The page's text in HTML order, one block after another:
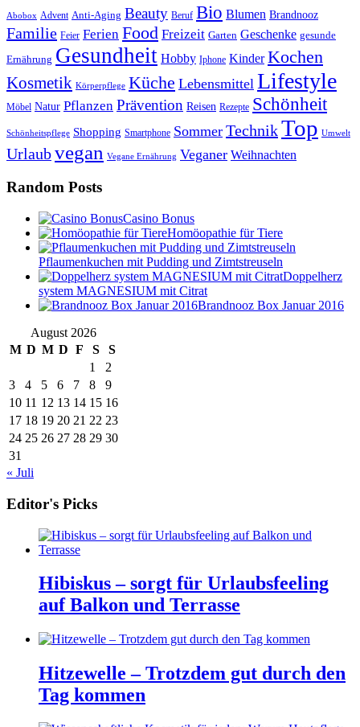
Abobox Advent Anti-Aging Beauty Beruf Bio Blumen Brandnooz
Familie Feier Ferien Food Freizeit Garten Geschenke gesunde
Ernährung Gesundheit Hobby Iphone Kinder Kochen
Kosmetik Körperpflege Küche Lebensmittel Lifestyle
Möbel Natur Pflanzen Prävention Reisen Rezepte Schönheit
Schönheitspflege Shopping Smartphone Sommer TechnikTop Umwelt
Urlaubvegan Vegane Ernährung Veganer Weihnachten
Random Posts
Casino Bonus
Homöopathie für Tiere
Pflaumenkuchen mit Pudding und Zimtstreuseln
Doppelherz
system MAGNESIUM mit Citrat
Brandnooz Box Januar 2016
August 2026
M D M D F S
S
1
2
3
4 5 6 7 8
9
10 11 12 13 14 15 16
17 18 19 20 21 22 23
24 25 26 27 28 29 30
31
« Juli
Editor's Picks
Hibiskus – sorgt für Urlaubsfeeling
auf Balkon und Terrasse
Hitzewelle – Trotzdem gut durch den
Tag kommen